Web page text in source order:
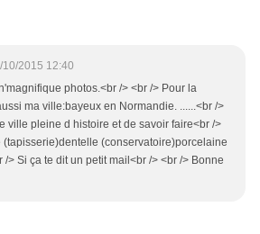
10/2015 12:40
photos.<br /> <br /> Pour la
ma ville:bayeux en Normandie. ......<br />
ville pleine d histoire et de savoir faire<br />
(tapisserie)dentelle (conservatoire)porcelaine
/> Si ça te dit un petit mail<br /> <br /> Bonne